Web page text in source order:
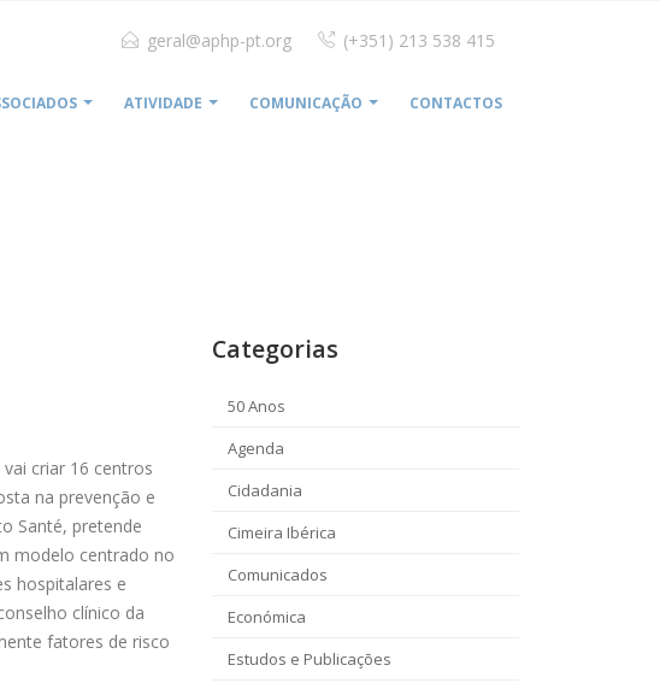
geral@aphp-pt.org (+351) 213 538 415
ATIVIDADE COMUNICAÇÃO CONTACTOS
criar 16 centros
na prevenção e
Santé, pretende
modelo centrado no
hospitalares e
clínico da
fatores de risco
Categorias
50 Anos
Agenda
Cidadania
Cimeira Ibérica
Comunicados
Económica
Estudos e Publicações